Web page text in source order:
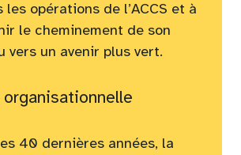
les opérations de l’ACCS et à
le cheminement de son
vers un avenir plus vert.
40 dernières années, la